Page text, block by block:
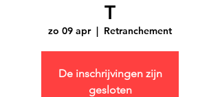
T
zo 09 apr
  |
Retranchement
De inschrijvingen zijn
gesloten